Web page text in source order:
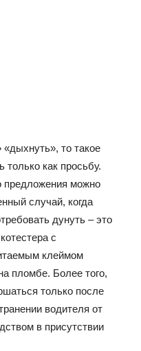
то такое
только как просьбу.
предложения можно
случай, когда
дунуть – это
с
клеймом
пломбе. Более того,
только после
водителя от
в присутствии